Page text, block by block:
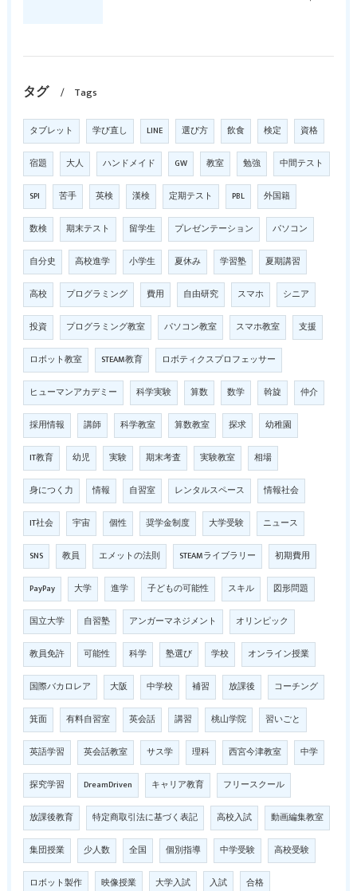
タグ Tags
タブレット 学び直し LINE 選び方 飲食 検定 資格
宿題 大人 ハンドメイド GW 教室 勉強 中間テスト
SPI 苦手 英検 漢検 定期テスト PBL 外国籍
数検 期末テスト 留学生 プレゼンテーション パソコン
自分史 高校進学 小学生 夏休み 学習塾 夏期講習
高校 プログラミング 費用 自由研究 スマホ シニア
投資 プログラミング教室 パソコン教室 スマホ教室 支援
ロボット教室 STEAM教育 ロボティクスプロフェッサー
ヒューマンアカデミー 科学実験 算数 数学 斡旋 仲介
採用情報 講師 科学教室 算数教室 探求 幼稚園
IT教育 幼児 実験 期末考査 実験教室 相場
身につく力 情報 自習室 レンタルスペース 情報社会
IT社会 宇宙 個性 奨学金制度 大学受験 ニュース
SNS 教員 エメットの法則 STEAMライブラリー 初期費用
PayPay 大学 進学 子どもの可能性 スキル 図形問題
国立大学 自習塾 アンガーマネジメント オリンピック
教員免許 可能性 科学 塾選び 学校 オンライン授業
国際バカロレア 大阪 中学校 補習 放課後 コーチング
箕面 有料自習室 英会話 講習 桃山学院 習いごと
英語学習 英会話教室 サス学 理科 西宮今津教室 中学
探究学習 DreamDriven キャリア教育 フリースクール
放課後教育 特定商取引法に基づく表記 高校入試 動画編集教室
集団授業 少人数 全国 個別指導 中学受験 高校受験
ロボット製作 映像授業 大学入試 入試 合格